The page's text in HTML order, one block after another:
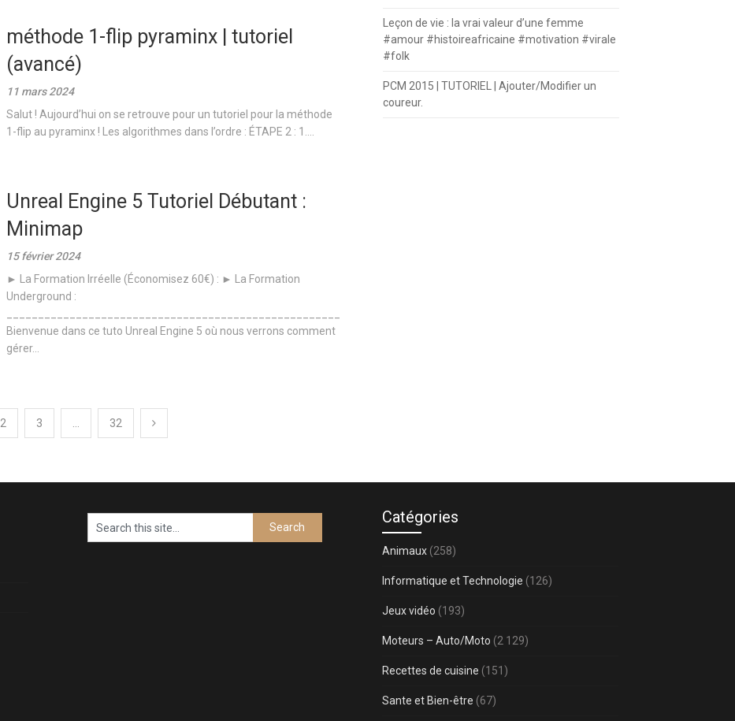
méthode 1-flip pyraminx | tutoriel
(avancé)
11 mars 2024
Salut ! Aujourd’hui on se retrouve pour un tutoriel pour la méthode
1-flip au pyraminx ! Les algorithmes dans l’ordre : ÉTAPE 2 : 1....
Unreal Engine 5 Tutoriel Débutant :
Minimap
15 février 2024
► La Formation Irréelle (Économisez 60€) : ► La Formation
Underground :
Bienvenue dans ce tuto Unreal Engine 5 où nous verrons comment
gérer...
2 3 32
Leçon de vie : la vrai valeur d’une femme
#amour #histoireafricaine #motivation #virale
#folk
PCM 2015 | TUTORIEL | Ajouter/Modifier un
coureur.
Catégories
Animaux (258)
Informatique et Technologie (126)
Jeux vidéo (193)
Moteurs – Auto/Moto (2 129)
Recettes de cuisine (151)
Sante et Bien-être (67)